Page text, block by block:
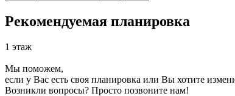
Рекомендуемая планировка
1 этаж
Мы поможем,
если у Вас есть своя планировка или Вы хотите
Возникли вопросы? Просто позвоните нам!